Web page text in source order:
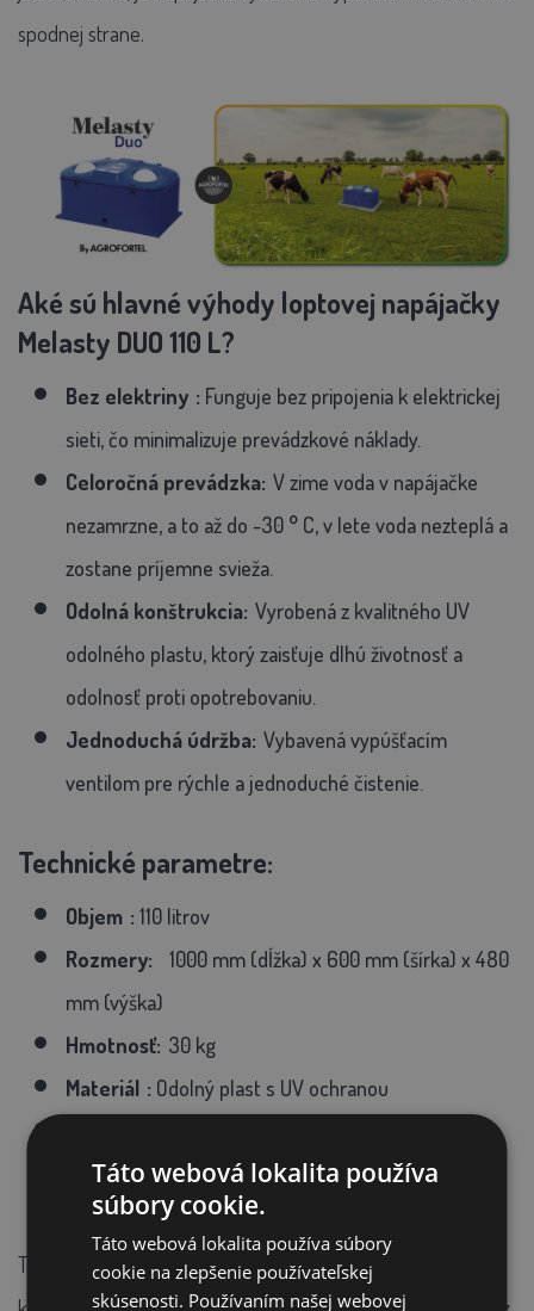
spodnej strane.
Aké sú hlavné výhody loptovej napájačky
Melasty DUO 110 L?
Bez elektriny : Funguje bez pripojenia k elektrickej
sieti, čo minimalizuje prevádzkové náklady.
Celoročná prevádzka: V zime voda v napájačke
nezamrzne, a to až do -30 ° C, v lete voda nezteplá a
zostane príjemne svieža.
Odolná konštrukcia: Vyrobená z kvalitného UV
odolného plastu, ktorý zaisťuje dlhú životnosť a
odolnosť proti opotrebovaniu.
Jednoduchá údržba: Vybavená vypúšťacím
ventilom pre rýchle a jednoduché čistenie.
Technické parametre:
Objem : 110 litrov
Rozmery:
1000 mm (dĺžka) x 600 mm (šírka) x 480
mm (výška)
Hmotnosť: 30 kg
Materiál : Odolný plast s UV ochranou
Udrží vodu bez zamrznutia do
-30 °C
Táto loptová napájačkaje skvelým riešením pre farmárov,
Táto webová lokalita používa
súbory cookie.
Táto webová lokalita používa súbory
cookie na zlepšenie používateľskej
skúsenosti. Používaním našej webovej